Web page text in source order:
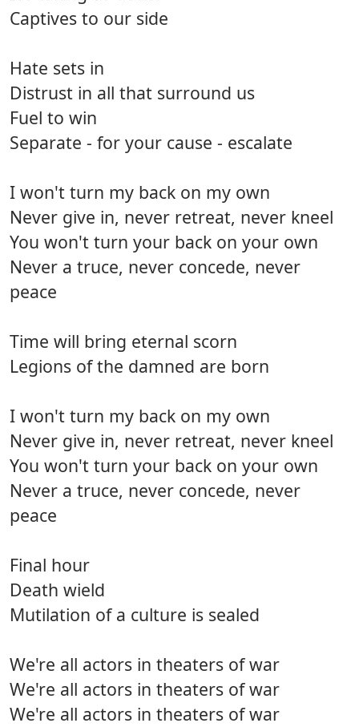
Captives to our side
Hate sets in
Distrust in all that surround us
Fuel to win
Separate - for your cause - escalate
I won't turn my back on my own
Never give in, never retreat, never kneel
You won't turn your back on your own
Never a truce, never concede, never
peace
Time will bring eternal scorn
Legions of the damned are born
I won't turn my back on my own
Never give in, never retreat, never kneel
You won't turn your back on your own
Never a truce, never concede, never
peace
Final hour
Death wield
Mutilation of a culture is sealed
We're all actors in theaters of war
We're all actors in theaters of war
We're all actors in theaters of war